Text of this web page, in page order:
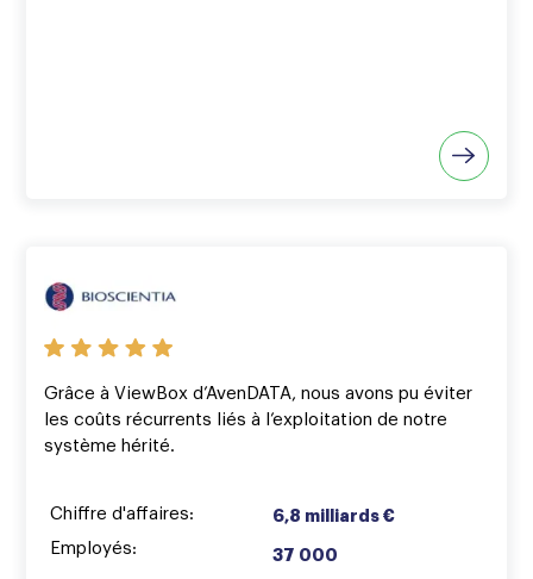
Grâce à ViewBox d’AvenDATA, nous avons pu éviter
les coûts récurrents liés à l’exploitation de notre
système hérité.
Chiffre d'affaires:
Employés:
6,8 milliards €
37 000